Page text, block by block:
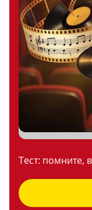
Тест: помните,